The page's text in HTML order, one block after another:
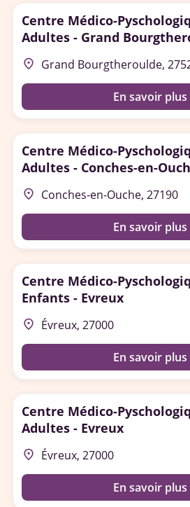
Centre Médico-
Adultes - Grand
place Grand Bourgtheroulde,
En savoir plus
Centre Médico-
Adultes - Conches-en-
place Conches-en-Ouche, 27190
En savoir plus
Centre Médico-
Enfants - Evreux
place Évreux, 27000
En savoir plus
Centre Médico-
Adultes - Evreux
place Évreux, 27000
En savoir plus